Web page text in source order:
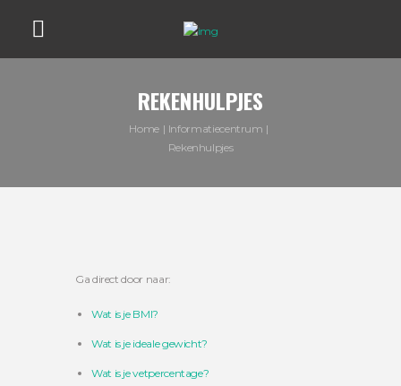
REKENHULPJES
Home
Informatiecentrum
Rekenhulpjes
Ga direct door naar:
Wat is je BMI?
Wat is je ideale gewicht?
Wat is je vetpercentage?